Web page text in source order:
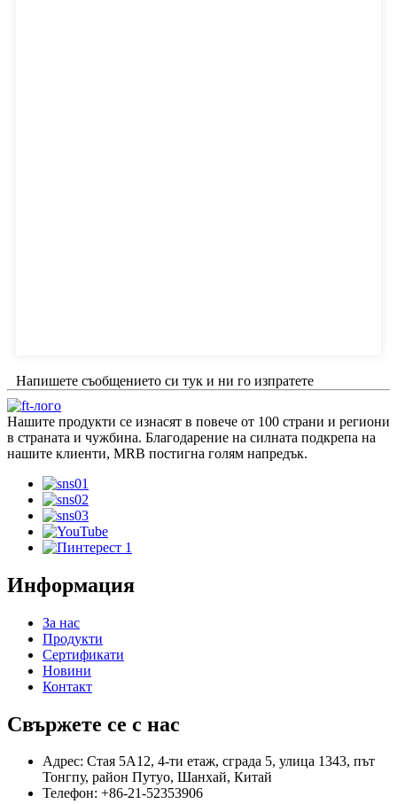
Напишете съобщението си тук и ни го изпратете
Нашите продукти се изнасят в повече от 100 страни и региони
в страната и чужбина. Благодарение на силната подкрепа на
нашите клиенти, MRB постигна голям напредък.
Информация
За нас
Продукти
Сертификати
Новини
Контакт
Свържете се с нас
Адрес: Стая 5A12, 4-ти етаж, сграда 5, улица 1343, път
Тонгпу, район Путуо, Шанхай, Китай
Телефон: +86-21-52353906